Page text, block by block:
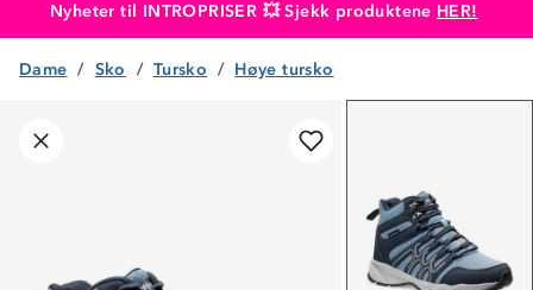
Nyheter til INTROPRISER 💥 Sjekk produktene HER!
Produktet er lagt i handlekurven
Dame Sko Tursko Høye tursko